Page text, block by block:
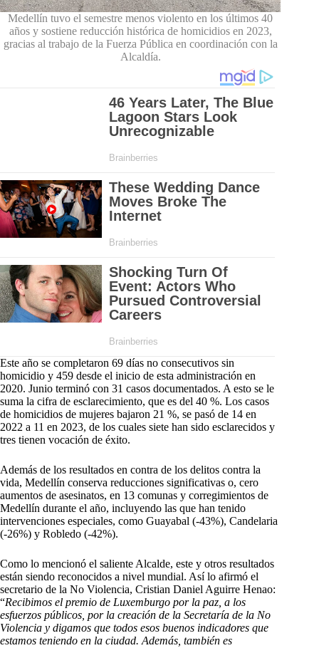
Medellín tuvo el semestre menos violento en los últimos 40
años y sostiene reducción histórica de homicidios en 2023,
gracias al trabajo de la Fuerza Pública en coordinación con la
Alcaldía.
Este año se completaron 69 días no consecutivos sin
homicidio y 459 desde el inicio de esta administración en
2020. Junio terminó con 31 casos documentados. A esto se le
suma la cifra de esclarecimiento, que es del 40 %. Los casos
de homicidios de mujeres bajaron 21 %, se pasó de 14 en
2022 a 11 en 2023, de los cuales siete han sido esclarecidos y
tres tienen vocación de éxito.
Además de los resultados en contra de los delitos contra la
vida, Medellín conserva reducciones significativas o, cero
aumentos de asesinatos, en 13 comunas y corregimientos de
Medellín durante el año, incluyendo las que han tenido
intervenciones especiales, como Guayabal (-43%), Candelaria
(-26%) y Robledo (-42%).
Como lo mencionó el saliente Alcalde, este y otros resultados
están siendo reconocidos a nivel mundial. Así lo afirmó el
secretario de la No Violencia, Cristian Daniel Aguirre Henao:
“Recibimos el premio de Luxemburgo por la paz, a los
esfuerzos públicos, por la creación de la Secretaría de la No
Violencia y digamos que todos esos buenos indicadores que
estamos teniendo en la ciudad. Además, también es